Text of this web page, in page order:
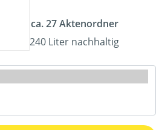
ca. 27 Aktenordner
240 Liter nachhaltig